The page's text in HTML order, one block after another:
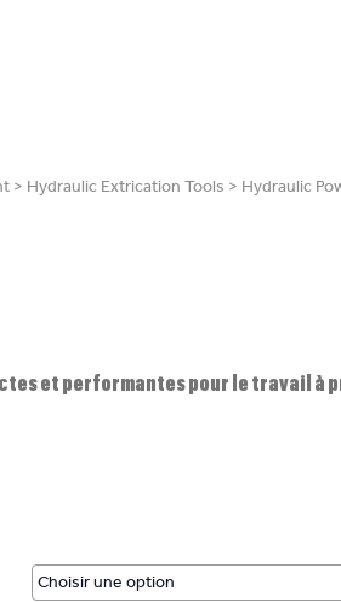
> Hydraulic Extrication Tools > Hydraulic
et performantes pour le travail à